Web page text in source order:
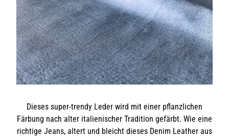
Dieses super-trendy Leder wird mit einer pflanzlichen
Färbung nach alter italienischer Tradition gefärbt. Wie eine
richtige Jeans, altert und bleicht dieses Denim Leather aus